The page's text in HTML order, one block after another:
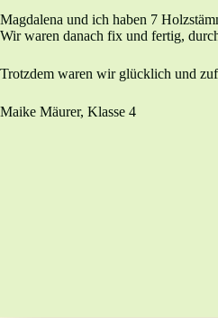
Magdalena und ich haben 7
Wir waren danach fix und fertig,
Trotzdem waren wir glücklich und
Maike Mäurer, Klasse 4